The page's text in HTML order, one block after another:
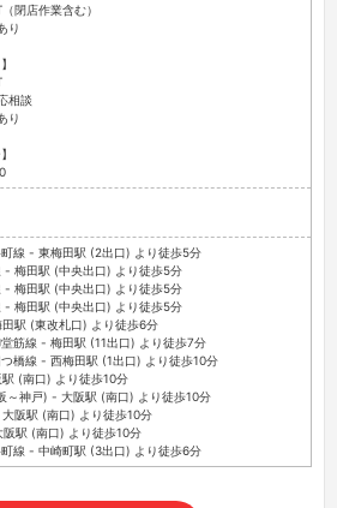
閉店作業含む）
り
相談
り
線 - 東梅田駅 (2出口) より徒歩5分
- 梅田駅 (中央出口) より徒歩5分
- 梅田駅 (中央出口) より徒歩5分
- 梅田駅 (中央出口) より徒歩5分
駅 (東改札口) より徒歩6分
筋線 - 梅田駅 (11出口) より徒歩7分
橋線 - 西梅田駅 (1出口) より徒歩10分
(南口) より徒歩10分
～神戸) - 大阪駅 (南口) より徒歩10分
阪駅 (南口) より徒歩10分
阪駅 (南口) より徒歩10分
線 - 中崎町駅 (3出口) より徒歩6分